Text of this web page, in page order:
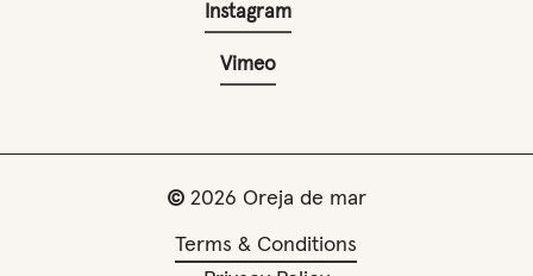
Instagram
Vimeo
© 2026 Oreja de mar
Terms & Conditions